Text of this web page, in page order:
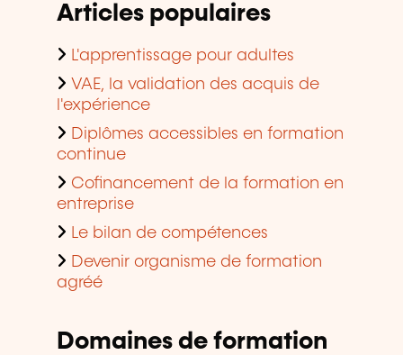
Articles populaires
L'apprentissage pour adultes
VAE, la validation des acquis de
l'expérience
Diplômes accessibles en formation
continue
Cofinancement de la formation en
entreprise
Le bilan de compétences
Devenir organisme de formation
agréé
Domaines de formation